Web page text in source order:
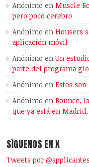
Anónimo enMuscle
pero poco cerebro
Anónimo enHousers
aplicación móvil
Anónimo enUn
parte del programa
Anónimo enEstos
Anónimo enBounce,
que ya está en
SÍGUENOS EN X
Tweets por @applicantes